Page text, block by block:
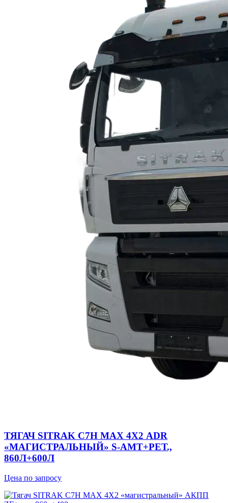
ТЯГАЧ SITRAK C7H MAX 4Х2 ADR
«МАГИСТРАЛЬНЫЙ» S-AMT+РЕТ.,
860Л+600Л
Цена по запросу